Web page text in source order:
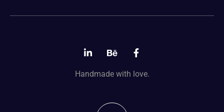
Handmade with love.